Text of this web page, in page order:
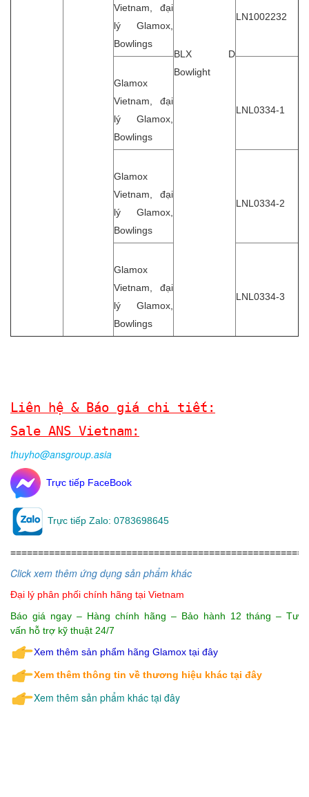
BLX D
Bowlight
Vietnam, đại
lý Glamox,
Bowlings
LN1002232
Glamox
Vietnam, đại
lý Glamox,
Bowlings
LNL0334-1
Glamox
Vietnam, đại
lý Glamox,
Bowlings
LNL0334-2
Glamox
Vietnam, đại
lý Glamox,
Bowlings
LNL0334-3
Liên hệ & Báo giá chi tiết:
Sale ANS Vietnam:
thuyho@ansgroup.asia
Trực tiếp FaceBook
Trực tiếp Zalo: 0783698645
=====================================================
Click xem thêm ứng dụng sản phẩm khác
Đại lý phân phối chính hãng tại Vietnam
Báo giá ngay – Hàng chính hãng – Bảo hành 12 tháng – Tư
vấn hỗ trợ kỹ thuật 24/7
Xem thêm sản phẩm hãng Glamox tại đây
Xem thêm thông tin về thương hiệu khác tại đây
Xem thêm sản phẩm khác tại đây